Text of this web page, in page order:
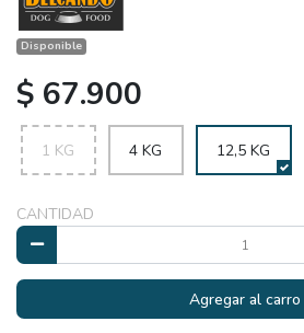
Disponible
$ 67.900
1 KG 4 KG 12,5 KG
CANTIDAD
Agregar al carro